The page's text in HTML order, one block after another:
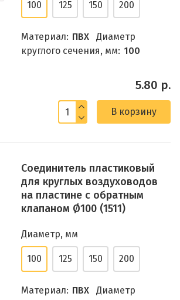
100 125 150 200
Материал: ПВХ
Диаметр
круглого сечения, мм: 100
5.80 р.
В корзину
Соединитель пластиковый
для круглых воздуховодов
на пластине с обратным
клапаном Ø100 (1511)
Диаметр, мм
100 125 150 200
Материал: ПВХ
Диаметр